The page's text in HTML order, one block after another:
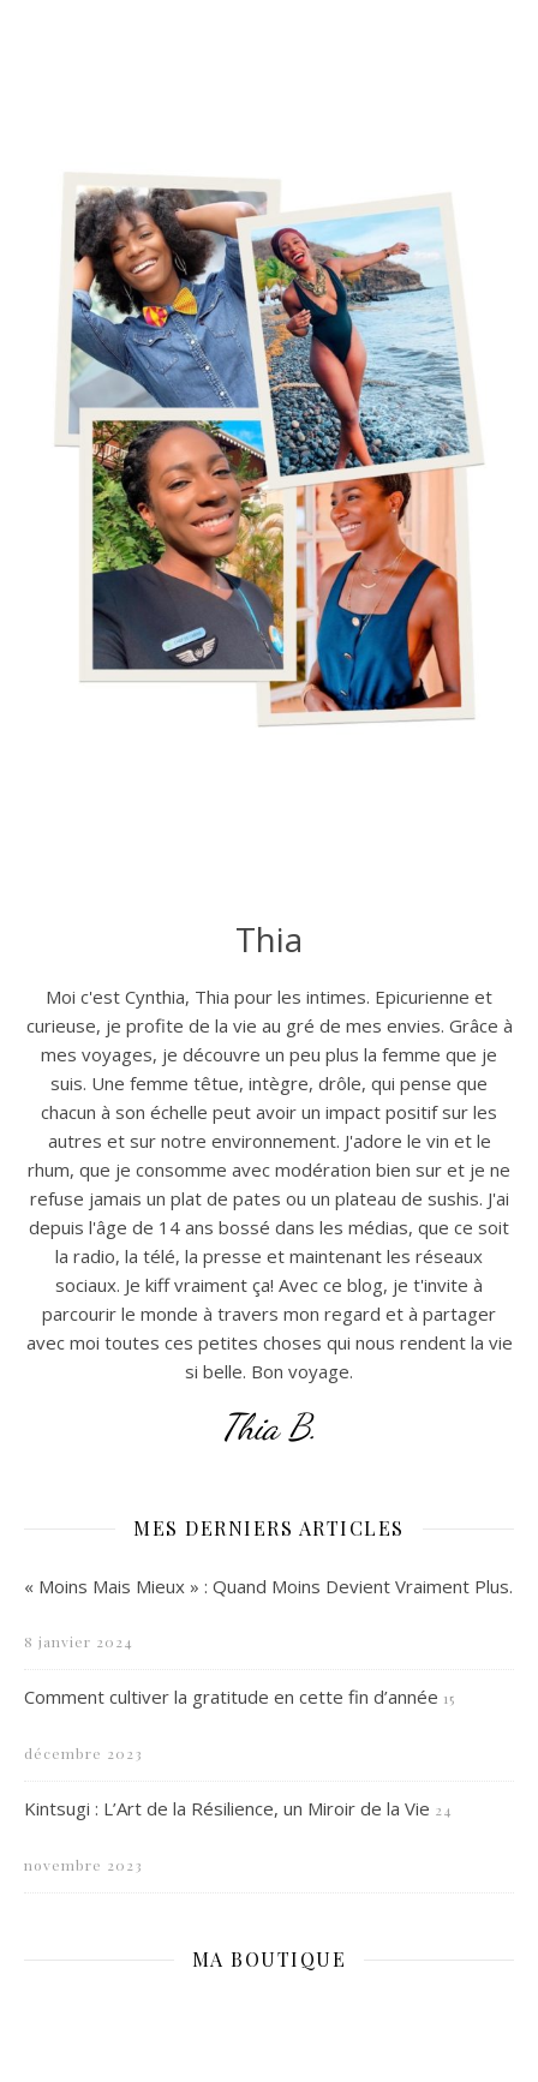
Thia
Moi c'est Cynthia, Thia pour les intimes. Epicurienne et
curieuse, je profite de la vie au gré de mes envies. Grâce à
mes voyages, je découvre un peu plus la femme que je
suis. Une femme têtue, intègre, drôle, qui pense que
chacun à son échelle peut avoir un impact positif sur les
autres et sur notre environnement. J'adore le vin et le
rhum, que je consomme avec modération bien sur et je ne
refuse jamais un plat de pates ou un plateau de sushis. J'ai
depuis l'âge de 14 ans bossé dans les médias, que ce soit
la radio, la télé, la presse et maintenant les réseaux
sociaux. Je kiff vraiment ça! Avec ce blog, je t'invite à
parcourir le monde à travers mon regard et à partager
avec moi toutes ces petites choses qui nous rendent la vie
si belle. Bon voyage.
Thia B.
MES DERNIERS ARTICLES
« Moins Mais Mieux » : Quand Moins Devient Vraiment Plus.
8 janvier 2024
Comment cultiver la gratitude en cette fin d’année 15
décembre 2023
Kintsugi : L’Art de la Résilience, un Miroir de la Vie 24
novembre 2023
MA BOUTIQUE